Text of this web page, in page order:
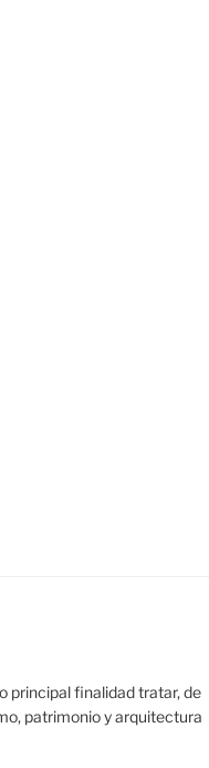
principal finalidad tratar, de
patrimonio y arquitectura